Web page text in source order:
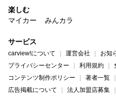
楽しむ
マイカー
みんカラ
サービス
carview!について 運営会社 お知
プライバシーセンター
利用規約
コンテンツ制作ポリシー
著者一覧
広告掲載について
法人加盟店募集